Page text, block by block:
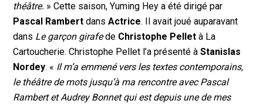
théâtre. » Cette saison, Yuming Hey a été dirigé par
Pascal Rambert dansActrice. Il avait joué auparavant
dans Le garçon girafede Christophe Pellet à La
Cartoucherie. Christophe Pellet l’a présenté àStanislas
Nordey. « Il m’a emmené vers les textes contemporains,
le théâtre de mots jusqu’à ma rencontre avec Pascal
Rambert et Audrey Bonnet qui est depuis une de mes